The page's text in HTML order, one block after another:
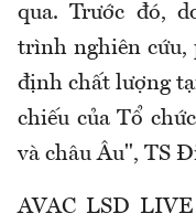
qua. Trước đó,
trình nghiên cứu,
định chất lượng
chiếu của Tổ
và châu Âu", TS
AVAC LSD